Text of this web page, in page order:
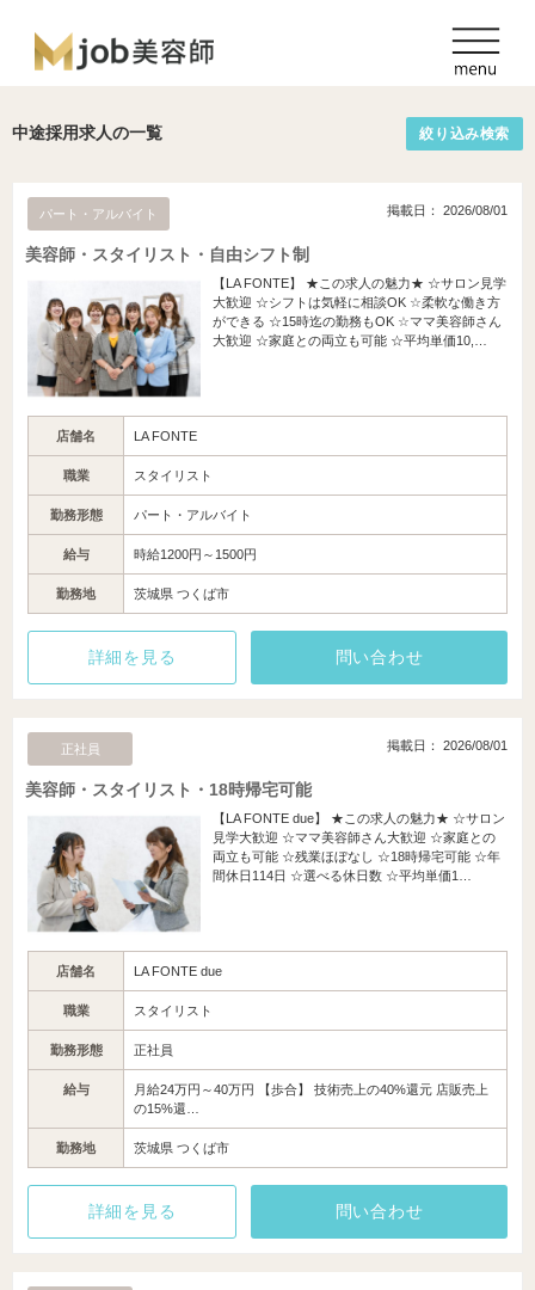
中途採用求人の一覧 絞り込み検索
パート・アルバイト 掲載日： 2026/08/01
美容師・スタイリスト・自由シフト制
【LA FONTE】 ★この求人の魅力★ ☆サロン見学
大歓迎 ☆シフトは気軽に相談OK ☆柔軟な働き方
ができる ☆15時迄の勤務もOK ☆ママ美容師さん
大歓迎 ☆家庭との両立も可能 ☆平均単価10,…
店舗名 LA FONTE
職業 スタイリスト
勤務形態 パート・アルバイト
給与 時給1200円～1500円
勤務地 茨城県 つくば市
詳細を見る 問い合わせ
正社員 掲載日： 2026/08/01
美容師・スタイリスト・18時帰宅可能
【LA FONTE due】 ★この求人の魅力★ ☆サロン
見学大歓迎 ☆ママ美容師さん大歓迎 ☆家庭との
両立も可能 ☆残業ほぼなし ☆18時帰宅可能 ☆年
間休日114日 ☆選べる休日数 ☆平均単価1…
店舗名 LA FONTE due
職業 スタイリスト
勤務形態 正社員
給与
月給24万円～40万円 【歩合】 技術売上の40%還元 店販売上
の15%還…
勤務地 茨城県 つくば市
詳細を見る 問い合わせ